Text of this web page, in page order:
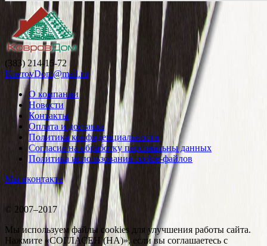
(383) 214-15-72
KovrovDom@mail.ru
О компании
Новости
Контакты
Оплата и доставка
Политика конфиденциальности
Согласие на обработку персональны данных
Политика использования cookie-файлов
Мы вконтакте
© 2007–2017
Мы используем файлы cookies для улучшения работы сайта.
Нажмите «СОГЛАСЕН (НА)», если вы соглашаетесь с